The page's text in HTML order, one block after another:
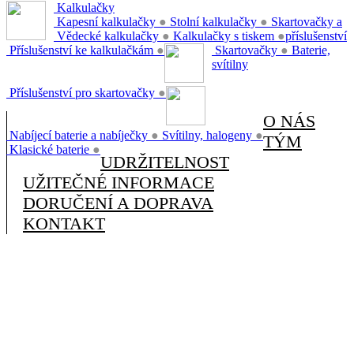
Kalkulačky
Kapesní kalkulačky ● Stolní kalkulačky ●
Vědecké kalkulačky ● Kalkulačky s tiskem ●
Příslušenství ke kalkulačkám ●
Skartovačky a
příslušenství
Skartovačky ●
Příslušenství pro skartovačky ●
Baterie,
svítilny
Nabíjecí baterie a nabíječky ● Svítilny, halogeny ●
Klasické baterie ●
O NÁS
TÝM
UDRŽITELNOST
UŽITEČNÉ INFORMACE
DORUČENÍ A DOPRAVA
KONTAKT